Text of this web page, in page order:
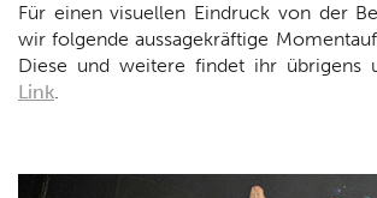
Für einen visuellen Eindruck von der
wir folgende aussagekräftige
Diese und weitere findet ihr übrigens
Link.